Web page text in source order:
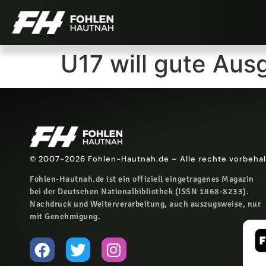
U17 will gute
© 2007-2026 Fohlen-Hautnah.de – Alle rechte
Fohlen-Hautnah.de ist ein offiziell eingetragenes Magazin
bei der Deutschen Nationalbibliothek (ISSN 1868-8233).
Nachdruck und Weiterverarbeitung, auch auszugsweise, nur
mit Genehmigung.